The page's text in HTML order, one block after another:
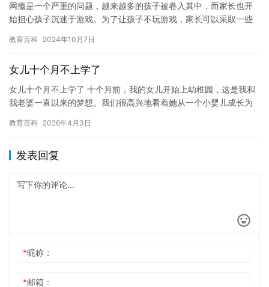
网瘾是一个严重的问题，越来越多的孩子被卷入其中，而家长也开
始担心孩子沉迷于游戏。为了让孩子不玩游戏，家长可以采取一些
戏会…
教育百科 2024年10月7日
女儿十个月不上学了
女儿十个月不上学了 十个月前，我的女儿开始上幼稚园，这是我和
我老婆一直以来的梦想。我们很高兴地看着她从一个小婴儿成长为
几…
教育百科 2026年4月3日
发表回复
*昵称：
*邮箱：